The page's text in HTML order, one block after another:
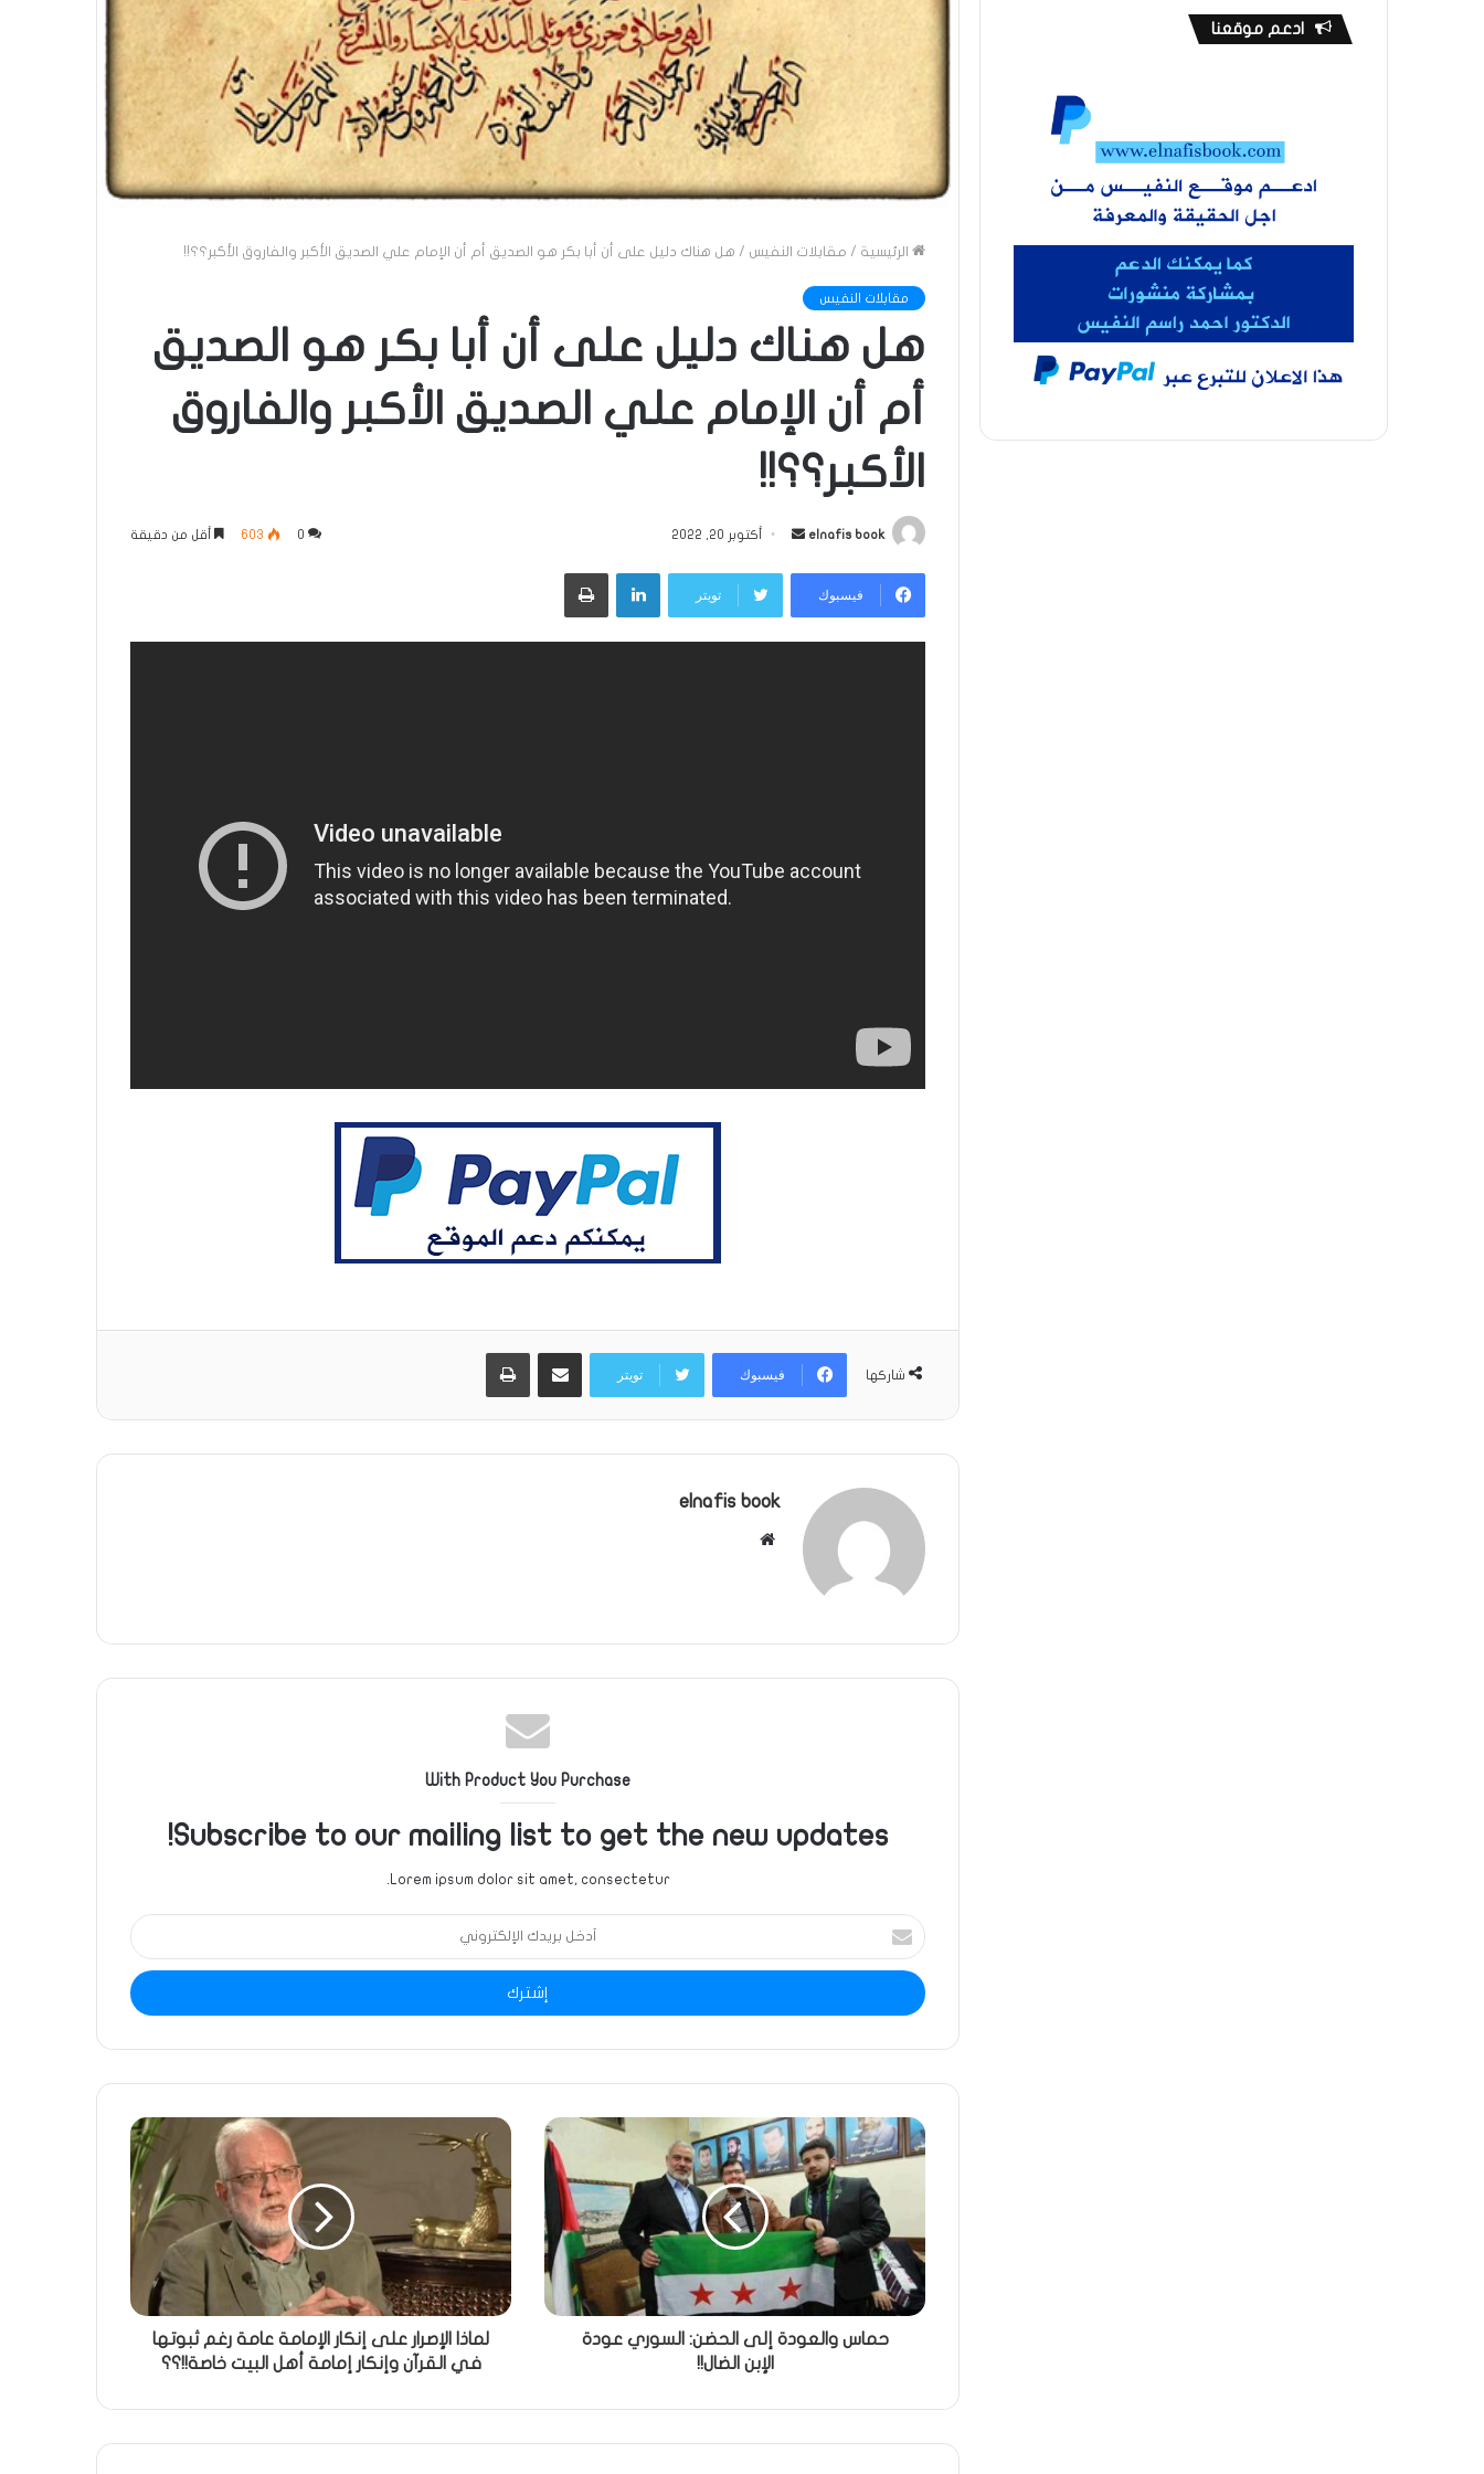
الرئيسية / مقابلات النفيس / هل هناك دليل على أن أبا بكر هو الصديق أم أن الإمام علي الصديق الأكبر والفاروق الأكبر؟؟!!
مقابلات النفيس
هل هناك دليل على أن أبا بكر هو الصديق
أم أن الإمام علي الصديق الأكبر والفاروق
الأكبر؟؟!!
elnafis book
أرسل
إلكترونيا
أكتوبر 20, 2022 0
603 أقل من دقيقة
فيسبوك تويتر
لينكدإن طباعة
شاركها فيسبوك تويتر
مشاركة عبر البريد طباعة
elnafis book
With Product You Purchase
Subscribe to our mailing list to get the new updates!
Lorem ipsum dolor sit amet, consectetur.
أدخل
بريدك
الإلكتروني
حماس والعودة إلى الحضن: السوري عودة
الإبن الضال!!
لماذا الإصرار على إنكار الإمامة عامة رغم ثبوتها
في القرآن وإنكار إمامة أهل البيت خاصة!!؟؟
ادعم موقعنا